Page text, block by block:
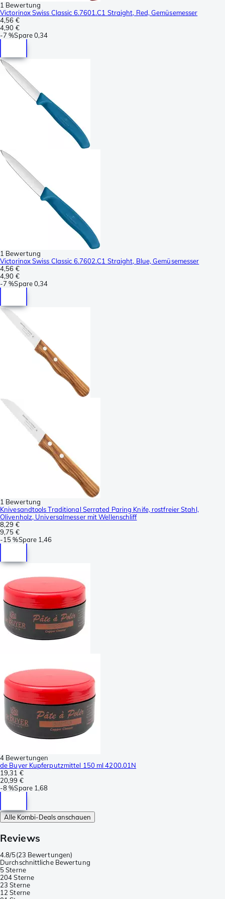
1 Bewertung
Victorinox Swiss Classic 6.7601.C1 Straight, Red, Gemüsemesser
4,56 €
4,90 €
-7 %Spare0,34
1 Bewertung
Victorinox Swiss Classic 6.7602.C1 Straight, Blue, Gemüsemesser
4,56 €
4,90 €
-7 %Spare0,34
1 Bewertung
Knivesandtools Traditional Serrated Paring Knife, rostfreier Stahl,
Olivenholz, Universalmesser mit Wellenschliff
8,29 €
9,75 €
-15 %Spare 1,46
4 Bewertungen
de Buyer Kupferputzmittel 150 ml 4200.01N
19,31 €
20,99 €
-8 %Spare 1,68
Alle Kombi-Deals anschauen
Reviews
4.8/5(23 Bewertungen)
Durchschnittliche Bewertung
5 Sterne
204 Sterne
23 Sterne
1 2 Sterne